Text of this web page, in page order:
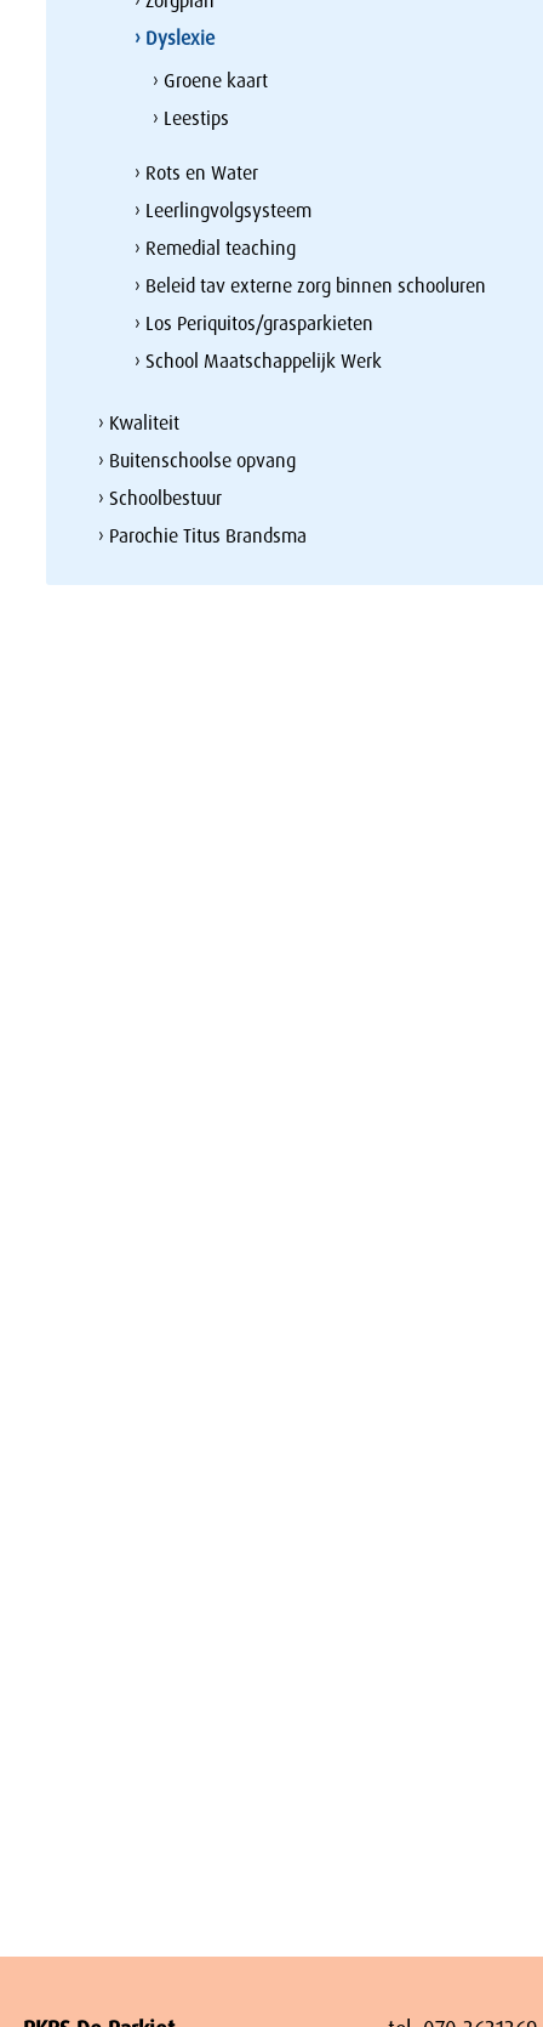
› Dyslexie
› Groene kaart
› Leestips
› Rots en Water
› Leerlingvolgsysteem
› Remedial teaching
› Beleid tav externe zorg binnen schooluren
› Los Periquitos/grasparkieten
› School Maatschappelijk Werk
› Kwaliteit
› Buitenschoolse opvang
› Schoolbestuur
› Parochie Titus Brandsma